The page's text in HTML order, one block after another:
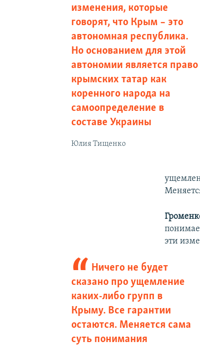
изменения, которые
говорят, что Крым – это
автономная республика.
Но основанием для этой
автономии является право
крымских татар как
коренного народа на
самоопределение в
составе Украины
Юлия Тищенко
эти
Ничего не будет
сказано про ущемление
каких-либо групп в
Крыму. Все гарантии
остаются. Меняется сама
суть понимания